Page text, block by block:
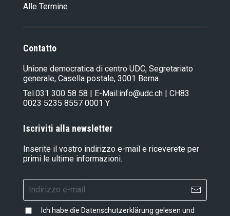
Alle Termine
Contatto
Unione democratica di centro UDC, Segretariato
generale, Casella postale, 3001 Berna
Tel.031 300 58 58 | E-Mail:info@udc.ch | CH83
0023 5235 8557 0001 Y
Iscriviti alla newsletter
Inserite il vostro indirizzo e-mail e riceverete per
primi le ultime informazioni.
Ich habe die Datenschutzerklärung gelesen und